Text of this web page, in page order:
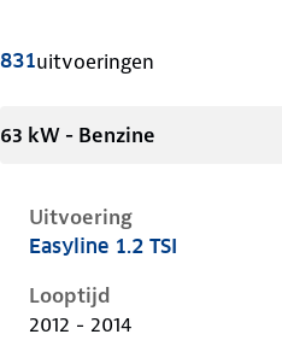
831uitvoeringen
63 kW - Benzine
Uitvoering
Volkswagen Golf vii, 1.2
Easyline 1.2 TSI
Looptijd
2012 - 2014